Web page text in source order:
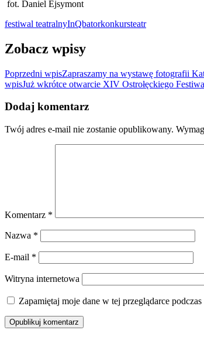
fot. Daniel Ejsymont
festiwal teatralnyInQbatorkonkursteatr
Zobacz wpisy
Poprzedni wpisZapraszamy na wystawę fotografii
wpisJuż wkrótce otwarcie XIV Ostrołęckiego
Dodaj komentarz
Twój adres e-mail nie zostanie opublikowany.
Komentarz *
Nazwa *
E-mail *
Witryna internetowa
Zapamiętaj moje dane w tej przeglądarce